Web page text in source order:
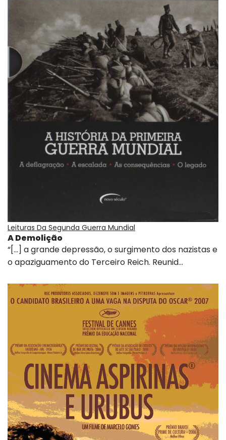
Leituras Da Segunda Guerra Mundial
A Demolição
“[…] a grande depressão, o surgimento dos nazistas e
o apaziguamento do Terceiro Reich. Reunid…